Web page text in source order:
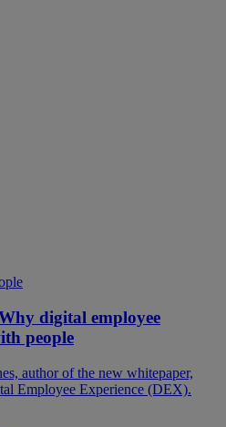
digital employee
people
author of the new whitepaper,
Employee Experience (DEX).